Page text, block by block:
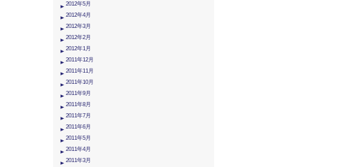
2012年5月
2012年4月
2012年3月
2012年2月
2012年1月
2011年12月
2011年11月
2011年10月
2011年9月
2011年8月
2011年7月
2011年6月
2011年5月
2011年4月
2011年3月